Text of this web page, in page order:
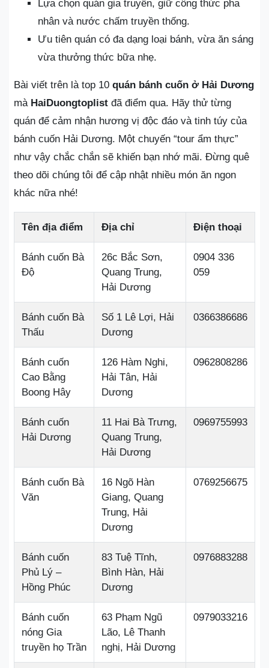
Lựa chọn quán gia truyền, giữ công thức pha
nhân và nước chấm truyền thống.
Ưu tiên quán có đa dạng loại bánh, vừa ăn sáng
vừa thưởng thức bữa nhẹ.
Bài viết trên là top 10 quán bánh cuốn ở Hải Dương
mà HaiDuongtoplist đã điểm qua. Hãy thử từng
quán để cảm nhận hương vị độc đáo và tinh túy của
bánh cuốn Hải Dương. Một chuyến “tour ẩm thực”
như vậy chắc chắn sẽ khiến bạn nhớ mãi. Đừng quê
theo dõi chúng tôi để cập nhật nhiều món ăn ngon
khác nữa nhé!
Tên địa điểm Địa chỉ Điện thoại
Bánh cuốn Bà
Độ
26c Bắc Sơn,
Quang Trung,
Hải Dương
0904 336
059
Bánh cuốn Bà
Thấu
Số 1 Lê Lợi, Hải
Dương
0366386686
Bánh cuốn
Cao Bằng
Boong Hây
126 Hàm Nghi,
Hải Tân, Hải
Dương
0962808286
Bánh cuốn
Hải Dương
11 Hai Bà Trưng,
Quang Trung,
Hải Dương
0969755993
Bánh cuốn Bà
Văn
16 Ngõ Hàn
Giang, Quang
Trung, Hải
Dương
0769256675
Bánh cuốn
Phủ Lý –
Hồng Phúc
83 Tuệ Tĩnh,
Bình Hàn, Hải
Dương
0976883288
Bánh cuốn
nóng Gia
truyền họ Trần
63 Phạm Ngũ
Lão, Lê Thanh
nghị, Hải Dương
0979033216